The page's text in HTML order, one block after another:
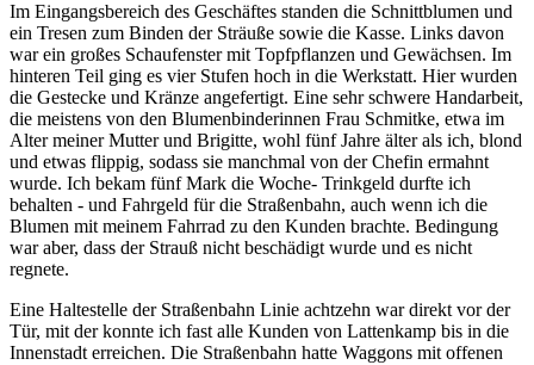
Im Eingangsbereich des Geschäftes standen die Schnittblumen und
ein Tresen zum Binden der Sträuße sowie die Kasse. Links davon
war ein großes Schaufenster mit Topfpflanzen und Gewächsen. Im
hinteren Teil ging es vier Stufen hoch in die Werkstatt. Hier wurden
die Gestecke und Kränze angefertigt. Eine sehr schwere Handarbeit,
die meistens von den Blumenbinderinnen Frau Schmitke, etwa im
Alter meiner Mutter und Brigitte, wohl fünf Jahre älter als ich, blond
und etwas flippig, sodass sie manchmal von der Chefin ermahnt
wurde. Ich bekam fünf Mark die Woche- Trinkgeld durfte ich
behalten - und Fahrgeld für die Straßenbahn, auch wenn ich die
Blumen mit meinem Fahrrad zu den Kunden brachte. Bedingung
war aber, dass der Strauß nicht beschädigt wurde und es nicht
regnete.
Eine Haltestelle der Straßenbahn Linie achtzehn war direkt vor der
Tür, mit der konnte ich fast alle Kunden von Lattenkamp bis in die
Innenstadt erreichen. Die Straßenbahn hatte Waggons mit offenen